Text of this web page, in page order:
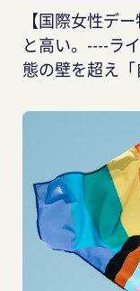
【国際女性デ
と高い。----ラ
態の壁を超え